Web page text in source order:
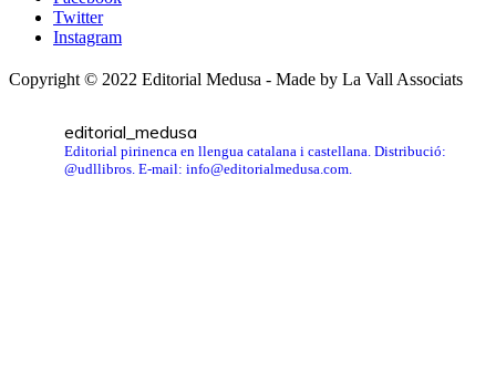
Twitter
Instagram
Copyright © 2022 Editorial Medusa - Made by La Vall Associats
editorial_medusa
Editorial pirinenca en llengua catalana i castellana. Distribució:
@udllibros. E-mail: info@editorialmedusa.com.